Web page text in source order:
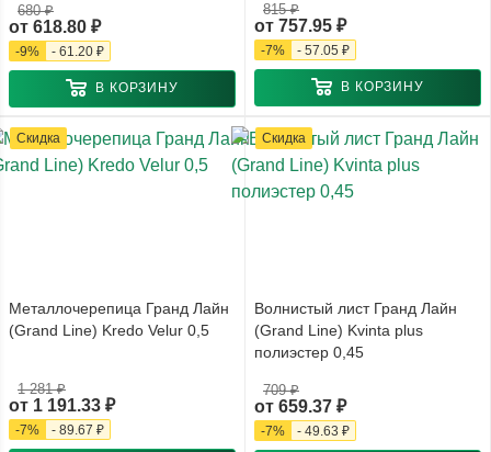
от 618.80 ₽
680 ₽
-9% - 61.20 ₽
В КОРЗИНУ
от 757.95 ₽
815 ₽
-7% - 57.05 ₽
В КОРЗИНУ
Скидка
Металлочерепица Гранд Лайн
(Grand Line) Kredo Velur 0,5
от 1 191.33 ₽
1 281 ₽
-7% - 89.67 ₽
Скидка
Волнистый лист Гранд Лайн
(Grand Line) Kvinta plus
полиэстер 0,45
от 659.37 ₽
709 ₽
-7% - 49.63 ₽